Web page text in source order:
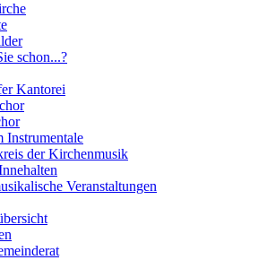
schon...?
Kantorei
Instrumentale
der Kirchenmusik
Veranstaltungen